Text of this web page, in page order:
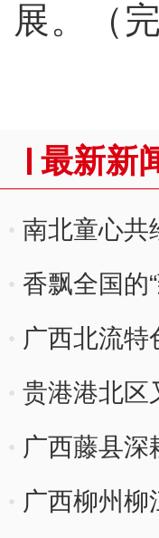
展。（完
最新新
南北童心共
香飘全国的
元
广西北流特
贵港港北区
广西藤县
广西柳州柳